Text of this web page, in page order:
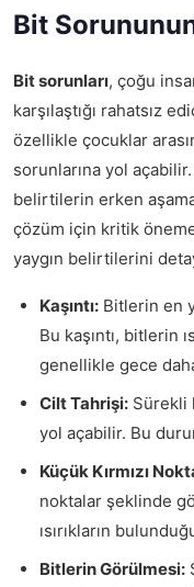
Bit
Bit sorunları, çoğu
karşılaştığı rahatsız
özellikle çocuklar
sorunlarına yol
belirtilerin erken
çözüm için kritik
yaygın belirtilerini
Kaşıntı: Bitlerin en
Bu kaşıntı, bitlerin
genellikle gece
Cilt Tahrişi: Sürekli
yol açabilir. Bu
Küçük Kırmızı
noktalar şeklinde
ısırıkların
Bitlerin Görülmesi: